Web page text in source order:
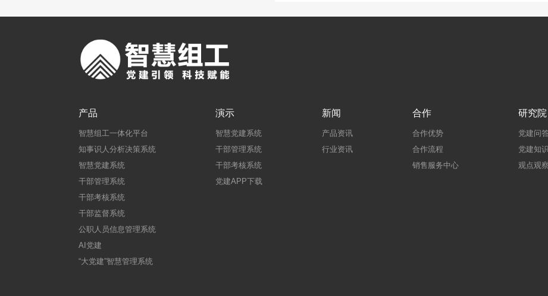
产品
智慧组工一体化平台
知事识人分析决策系统
智慧党建系统
干部管理系统
干部考核系统
干部监督系统
公职人员信息管理系统
AI党建
“大党建”智慧管理系统
演示
智慧党建系统
干部管理系统
干部考核系统
党建APP下载
新闻
产品资讯
行业资讯
合作
合作优势
合作流程
销售服务中心
研究院
党建问
党建知识
观点观察